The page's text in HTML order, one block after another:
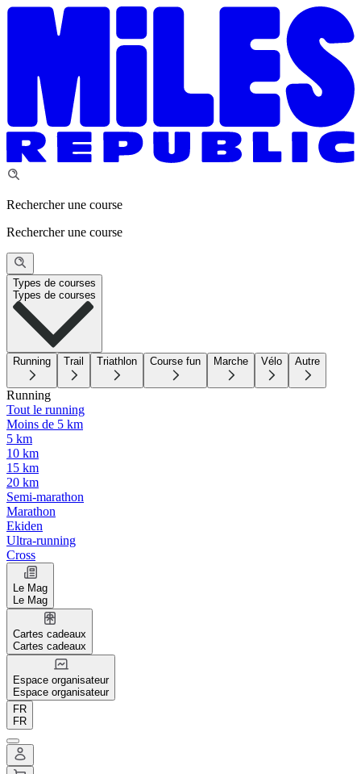
Rechercher une course
Rechercher une course
Types de courses
Types de courses
Running Trail Triathlon Course fun Marche Vélo Autre
Running
Tout le running
Moins de 5 km
5 km
10 km
15 km
20 km
Semi-marathon
Marathon
Ekiden
Ultra-running
Cross
Le Mag
Le Mag
Cartes cadeaux
Cartes cadeaux
Espace organisateur
Espace organisateur
FR
FR